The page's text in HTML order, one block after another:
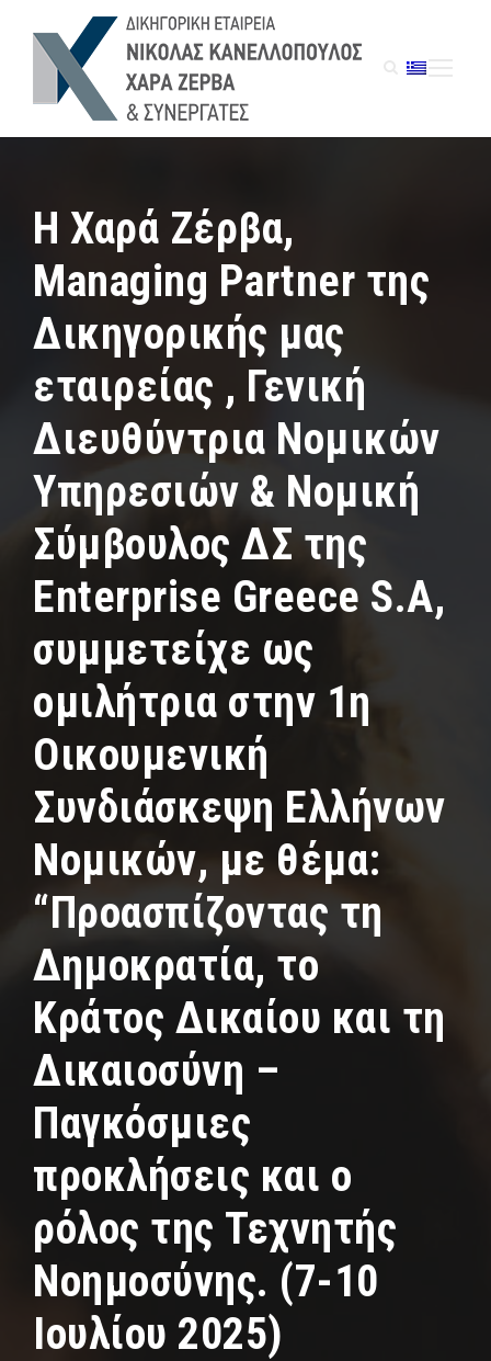
H Χαρά Ζέρβα,
Managing Partner της
Δικηγορικής μας
εταιρείας , Γενική
Διευθύντρια Νομικών
Υπηρεσιών & Νομική
Σύμβουλος ΔΣ της
Enterprise Greece S.A,
συμμετείχε ως
ομιλήτρια στην 1η
Οικουμενική
Συνδιάσκεψη Ελλήνων
Νομικών, με θέμα:
“Προασπίζοντας τη
Δημοκρατία, το
Κράτος Δικαίου και τη
Δικαιοσύνη –
Παγκόσμιες
προκλήσεις και ο
ρόλος της Τεχνητής
Νοημοσύνης. (7-10
Ιουλίου 2025)